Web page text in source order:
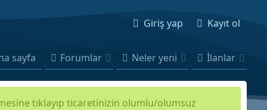
Giriş yap Kayıt ol
sayfa Forumlar Neler yeni İlanlar
tıklayıp ticaretinizin olumlu/olumsuz